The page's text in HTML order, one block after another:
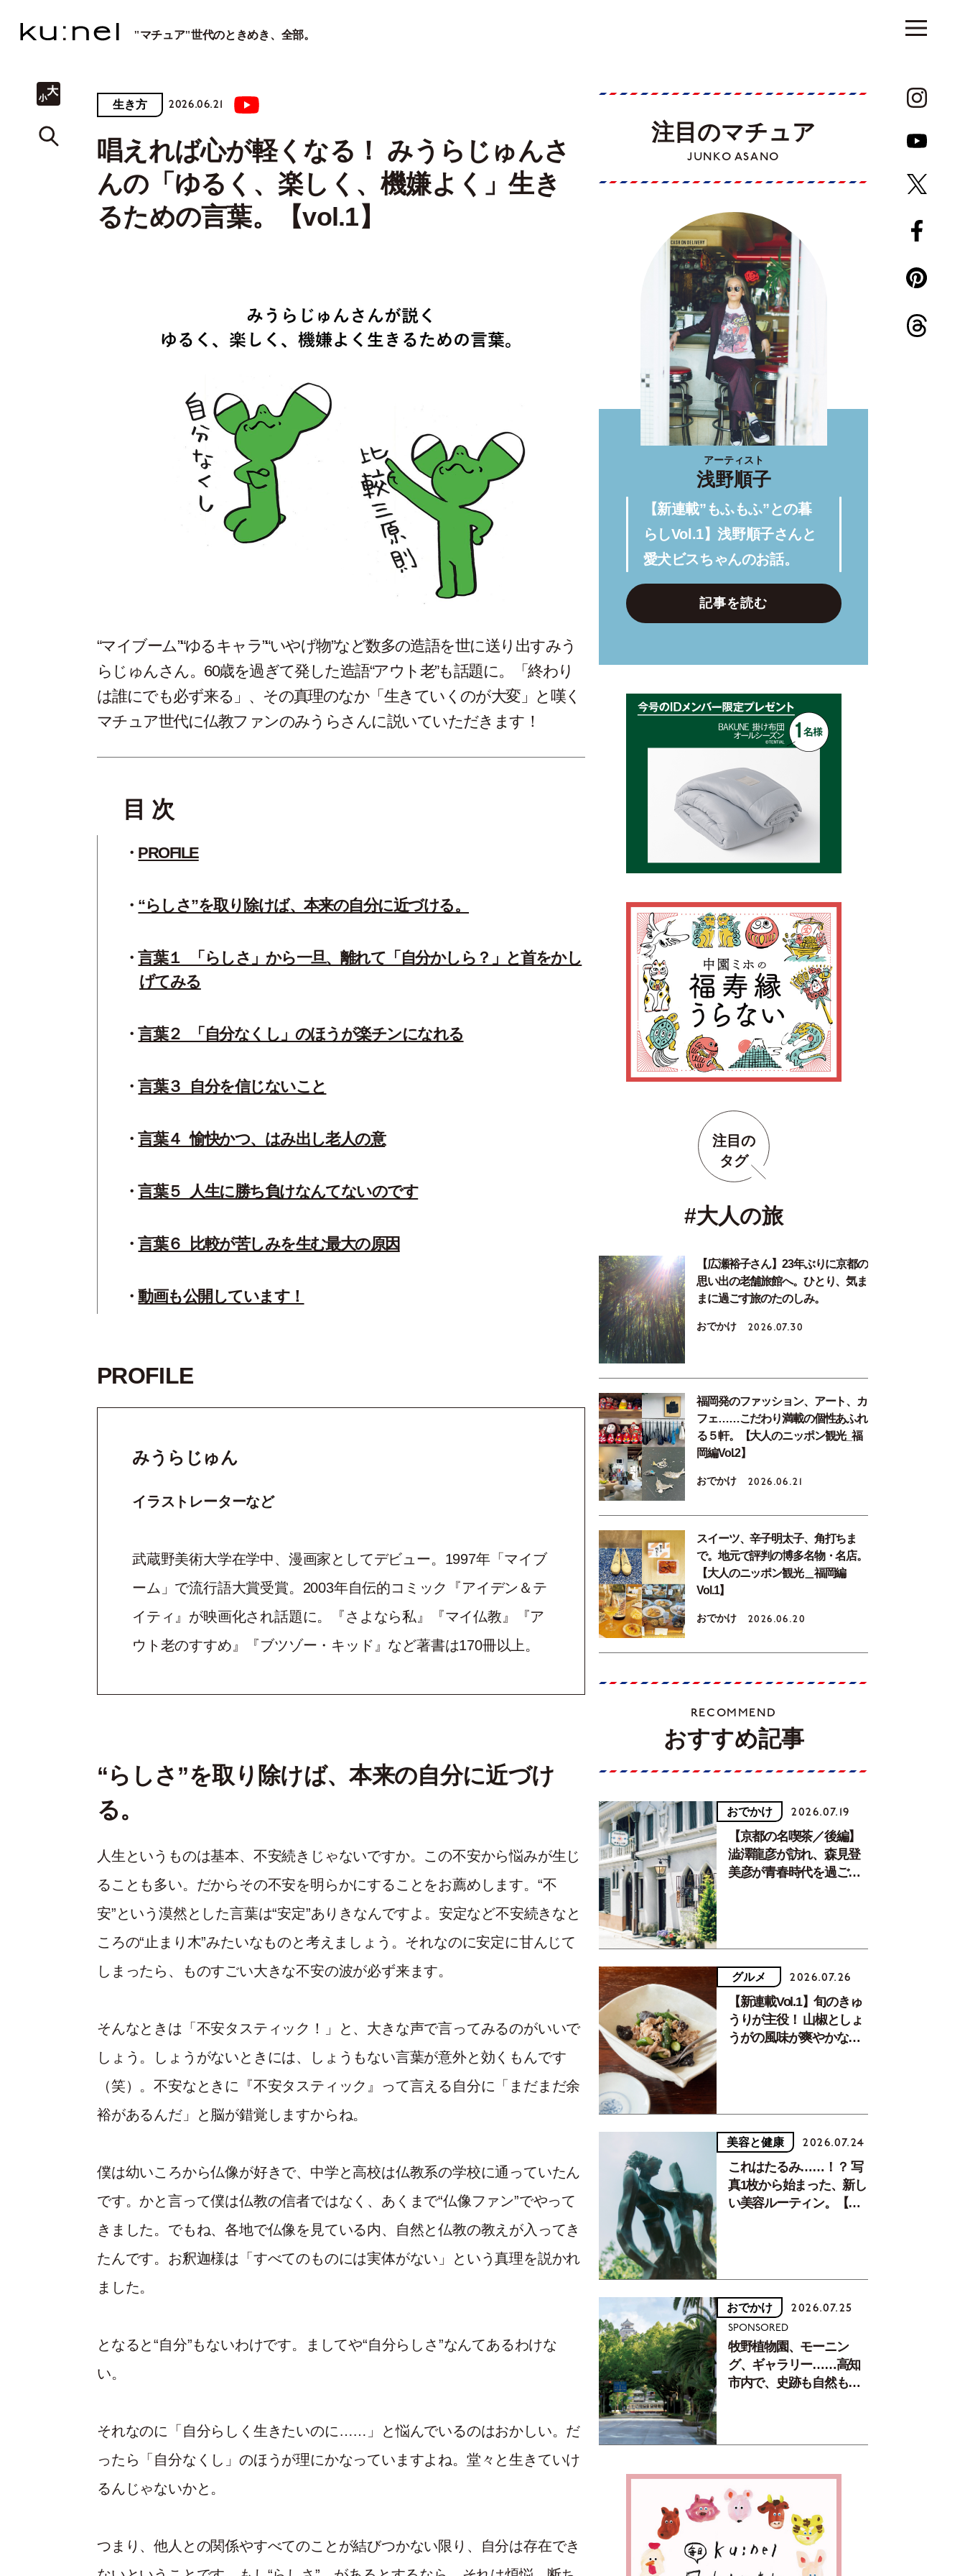
"マチュア"世代のときめき、全部。
生き方 2026.06.21
唱えれば心が軽くなる！ みうらじゅんさ
んの「ゆるく、楽しく、機嫌よく」生き
るための言葉。【vol.1】
“マイブーム”“ゆるキャラ”“いやげ物”など数多の造語を世に送り出すみう
らじゅんさん。60歳を過ぎて発した造語“アウト老”も話題に。「終わり
は誰にでも必ず来る」、その真理のなか「生きていくのが大変」と嘆く
マチュア世代に仏教ファンのみうらさんに説いていただきます！
目 次
PROFILE
“らしさ”を取り除けば、本来の自分に近づける。
言葉１_「らしさ」から一旦、離れて「自分かしら？」と首をかし
げてみる
言葉２_「自分なくし」のほうが楽チンになれる
言葉３_自分を信じないこと
言葉４_愉快かつ、はみ出し老人の意
言葉５_人生に勝ち負けなんてないのです
言葉６_比較が苦しみを生む最大の原因
動画も公開しています！
PROFILE
みうらじゅん
イラストレーターなど
武蔵野美術大学在学中、漫画家としてデビュー。1997年「マイブ
ーム」で流行語大賞受賞。2003年自伝的コミック『アイデン＆テ
イティ』が映画化され話題に。『さよなら私』『マイ仏教』『ア
ウト老のすすめ』『ブツゾー・キッド』など著書は170冊以上。
“らしさ”を取り除けば、本来の自分に近づけ
る。
人生というものは基本、不安続きじゃないですか。この不安から悩みが生じ
ることも多い。だからその不安を明らかにすることをお薦めします。“不
安”という漠然とした言葉は“安定”ありきなんですよ。安定など不安続きなと
ころの“止まり木”みたいなものと考えましょう。それなのに安定に甘んじて
しまったら、ものすごい大きな不安の波が必ず来ます。
そんなときは「不安タスティック！」と、大きな声で言ってみるのがいいで
しょう。しょうがないときには、しょうもない言葉が意外と効くもんです
（笑）。不安なときに『不安タスティック』って言える自分に「まだまだ余
裕があるんだ」と脳が錯覚しますからね。
僕は幼いころから仏像が好きで、中学と高校は仏教系の学校に通っていたん
です。かと言って僕は仏教の信者ではなく、あくまで“仏像ファン”でやって
きました。でもね、各地で仏像を見ている内、自然と仏教の教えが入ってき
たんです。お釈迦様は「すべてのものには実体がない」という真理を説かれ
ました。
となると“自分”もないわけです。ましてや“自分らしさ”なんてあるわけな
い。
それなのに「自分らしく生きたいのに……」と悩んでいるのはおかしい。だ
ったら「自分なくし」のほうが理にかなっていますよね。堂々と生きていけ
るんじゃないかと。
つまり、他人との関係やすべてのことが結びつかない限り、自分は存在でき
注目のマチュア
JUNKO ASANO
アーティスト
浅野順子
【新連載”もふもふ”との暮
らしVol.1】浅野順子さんと
愛犬ビスちゃんのお話。
記事を読む
注目の
タグ
#大人の旅
【広瀬裕子さん】23年ぶりに京都の
思い出の老舗旅館へ。ひとり、気ま
まに過ごす旅のたのしみ。
おでかけ 2026.07.30
福岡発のファッション、アート、カ
フェ……こだわり満載の個性あふれ
る５軒。【大人のニッポン観光_福
岡編Vol.2】
おでかけ 2026.06.21
スイーツ、辛子明太子、角打ちま
で。地元で評判の博多名物・名店。
【大人のニッポン観光＿福岡編
Vol.1】
おでかけ 2026.06.20
RECOMMEND
おすすめ記事
おでかけ 2026.07.19
【京都の名喫茶／後編】
澁澤龍彦が訪れ、森見登
美彦が青春時代を過ごし
グルメ 2026.07.26
【新連載Vol.1】旬のきゅ
うりが主役！ 山椒としょ
うがの風味が爽やかな、
美容と健康 2026.07.24
これはたるみ……！？ 写
真1枚から始まった、新し
い美容ルーティン。【中
おでかけ 2026.07.25
SPONSORED
牧野植物園、モーニン
グ、ギャラリー……高知
市内で、史跡も自然もグ